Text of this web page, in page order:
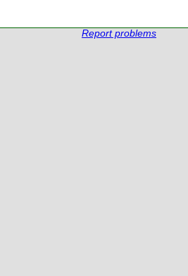
Report problems